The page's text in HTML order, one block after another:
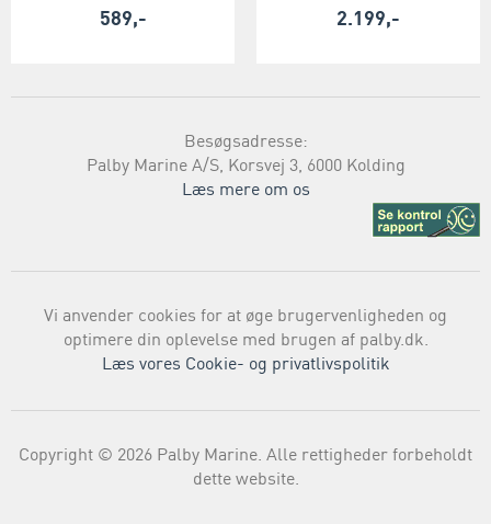
589,- 2.199,-
Besøgsadresse:
Palby Marine A/S, Korsvej 3, 6000 Kolding
Læs mere om os
Vi anvender cookies for at øge brugervenligheden og
optimere din oplevelse med brugen af palby.dk.
Læs vores Cookie- og privatlivspolitik
Copyright © 2026 Palby Marine. Alle rettigheder forbeholdt
dette website.